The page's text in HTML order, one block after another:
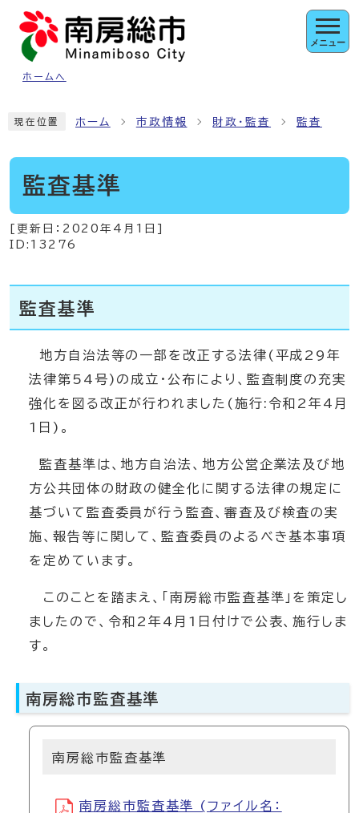
ページの先頭です
ホームへ
メニュー
現在位置 ホーム 市政情報 財政・監査 監査
監査基準
[更新日： 2020年4月1日
ID:13276
監査基準
地方自治法等の一部を改正する法律(平成29年
法律第54号)の成立・公布により、監査制度の充実
強化を図る改正が行われました(施行:令和2年4月
1日)。
監査基準は、地方自治法、地方公営企業法及び地
方公共団体の財政の健全化に関する法律の規定に
基づいて監査委員が行う監査、審査及び検査の実
施、報告等に関して、監査委員のよるべき基本事項
を定めています。
このことを踏まえ、「南房総市監査基準」を策定し
ましたので、令和2年4月1日付けで公表、施行しま
す。
南房総市監査基準
南房総市監査基準
南房総市監査基準 (ファイル名：